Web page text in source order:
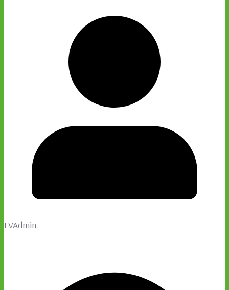
LVAdmin